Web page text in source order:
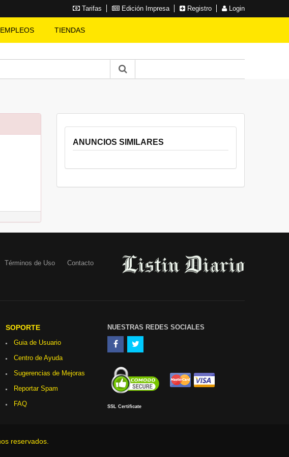
Tarifas Edición Impresa Registro Login
EMPLEOS TIENDAS
ANUNCIOS SIMILARES
Términos de Uso Contacto
SOPORTE
Guia de Usuario
Centro de Ayuda
Sugerencias de Mejoras
Reportar Spam
FAQ
NUESTRAS REDES SOCIALES
SSL Certificate
reservados.